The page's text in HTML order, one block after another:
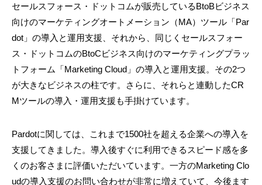
セールスフォース・ドットコムが販売しているBtoBビジネス
向けのマーケティングオートメーション（MA）ツール「Par
dot」の導入と運用支援、それから、同じくセールスフォー
ス・ドットコムのBtoCビジネス向けのマーケティングプラッ
トフォーム「Marketing Cloud」の導入と運用支援。その2つ
が大きなビジネスの柱です。さらに、それらと連動したCR
Mツールの導入・運用支援も手掛けています。
Pardotに関しては、これまで1500社を超える企業への導入を
支援してきました。導入後すぐに利用できるスピード感を多
くのお客さまに評価いただいています。一方のMarketing Clo
udの導入支援のお問い合わせが非常に増えていて、今後ます